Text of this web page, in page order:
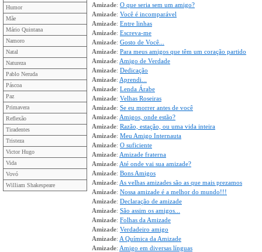
Humor
Mãe
Mário Quintana
Namoro
Natal
Natureza
Pablo Neruda
Páscoa
Paz
Primavera
Reflexão
Tiradentes
Tristeza
Victor Hugo
Vida
Vovó
William Shakespeare
Amizade: O que seria sem um amigo?
Amizade: Você é incomparável
Amizade: Entre linhas
Amizade: Escreva-me
Amizade: Gosto de Você...
Amizade: Para meus amigos que têm um coração partido
Amizade: Amigo de Verdade
Amizade: Dedicação
Amizade: Aprendi...
Amizade: Lenda Árabe
Amizade: Velhas Roseiras
Amizade: Se eu morrer antes de você
Amizade: Amigos, onde estão?
Amizade: Razão, estação, ou uma vida inteira
Amizade: Meu Amigo Internauta
Amizade: O suficiente
Amizade: Amizade fraterna
Amizade: Até onde vai sua amizade?
Amizade: Bons Amigos
Amizade: As velhas amizades são as que mais prezamos
Amizade: Nossa amizade é a melhor do mundo!!!
Amizade: Declaração de amizade
Amizade: São assim os amigos...
Amizade: Folhas da Amizade
Amizade: Verdadeiro amigo
Amizade: A Química da Amizade
Amizade: Amigo em diversas línguas